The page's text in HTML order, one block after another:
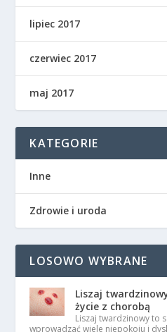
lipiec 2017
czerwiec 2017
maj 2017
KATEGORIE
Inne
Zdrowie i uroda
LOSOWO WYBRANE
Liszaj
życie z chorobą
Liszaj twardzinowy to
wprowadzać wiele niepokoju i